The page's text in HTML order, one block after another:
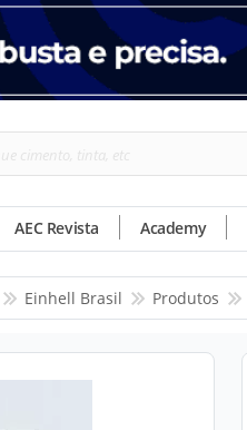
AEC Revista Academy
Einhell Brasil Produtos